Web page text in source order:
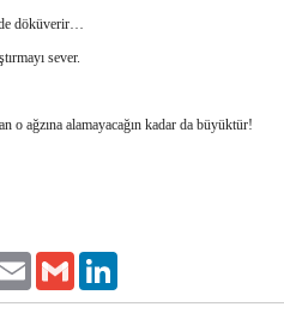
döküverir…
sever.
o ağzına alamayacağın kadar da büyüktür!
Email Gmail